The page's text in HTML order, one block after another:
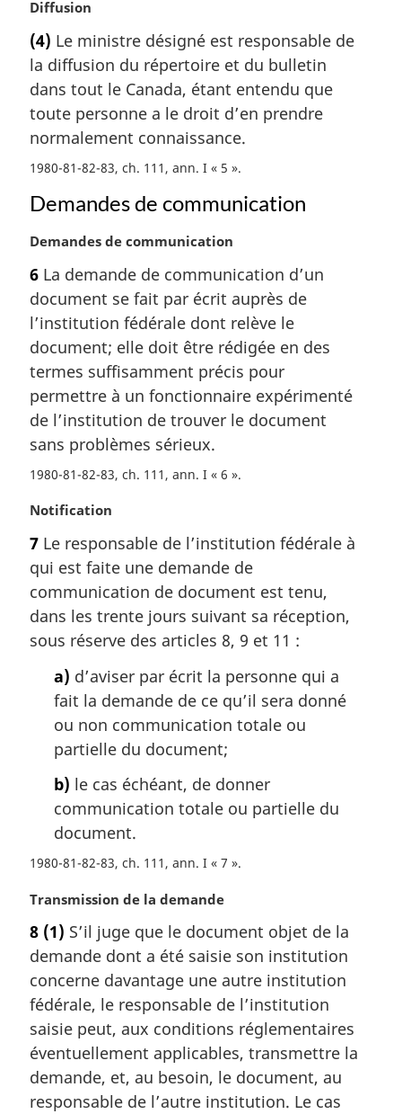
e
N
t
e
m
a
g
i
a
e
:
Diffusion
(4) Le ministre désigné est responsable de
la diffusion du répertoire et du bulletin
dans tout le Canada, étant entendu que
toute personne a le droit d’en prendre
normalement connaissance.
1980-81-82-83, ch. 111, ann. I « 5 »
Demandes de communication
N
t
e
m
a
g
i
n
a
e
Demandes de communication
6 La demande de communication d’un
document se fait par écrit auprès de
l’institution fédérale dont relève le
document; elle doit être rédigée en des
termes suffisamment précis pour
permettre à un fonctionnaire expérimenté
de l’institution de trouver le document
sans problèmes sérieux.
1980-81-82-83, ch. 111, ann. I « 6 »
N
t
e
m
a
g
Notification
7 Le responsable de l’institution fédérale à
qui est faite une demande de
communication de document est tenu,
dans les trente jours suivant sa réception,
sous réserve des articles 8, 9 et 11 :
a) d’aviser par écrit la personne qui a
fait la demande de ce qu’il sera donné
ou non communication totale ou
partielle du document;
b) le cas échéant, de donner
communication totale ou partielle du
document.
1980-81-82-83, ch. 111, ann. I « 7 »
N
t
e
m
a
g
i
n
a
Transmission de la demande
8 (1) S’il juge que le document objet de la
demande dont a été saisie son institution
concerne davantage une autre institution
fédérale, le responsable de l’institution
saisie peut, aux conditions réglementaires
éventuellement applicables, transmettre la
demande, et, au besoin, le document, au
responsable de l’autre institution. Le cas